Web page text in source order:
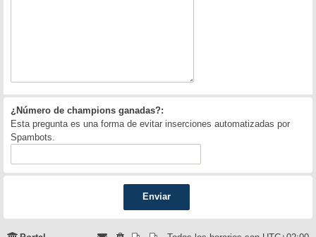
¿Número de champions ganadas?:
Esta pregunta es una forma de evitar inserciones automatizadas por
Spambots.